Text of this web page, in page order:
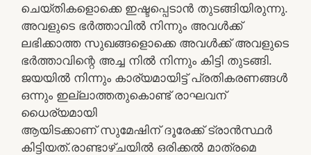
ചെയ്തികളൊക്കെ ഇഷ്ടപ്പെടാൻ തുടങ്ങിയിരുന്നു.
അവളുടെ ഭർത്താവിൽ നിന്നും അവൾക്ക്
ലഭിക്കാത്ത സുഖങ്ങളൊക്കെ അവൾക്ക് അവളുടെ
ഭർത്താവിന്റെ അച്ച നിൽ നിന്നും കിട്ടി തുടങ്ങി.
ജയയിൽ നിന്നും കാര്യമായിട്ട് പ്രതികരണങ്ങൾ
ഒന്നും ഇല്ലാത്തതുകൊണ്ട് രാഘവന്
ധൈര്യമായി
ആയിടക്കാണ് സുമേഷിന് ദൂരേക്ക് ട്രാൻസ്ഥർ
കിട്ടിയത്.രാണ്ടാഴ്ചയിൽ ഒരിക്കൽ മാത്രമെ